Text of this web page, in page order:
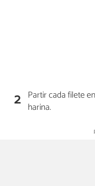
2 Partir cada filete
harina.